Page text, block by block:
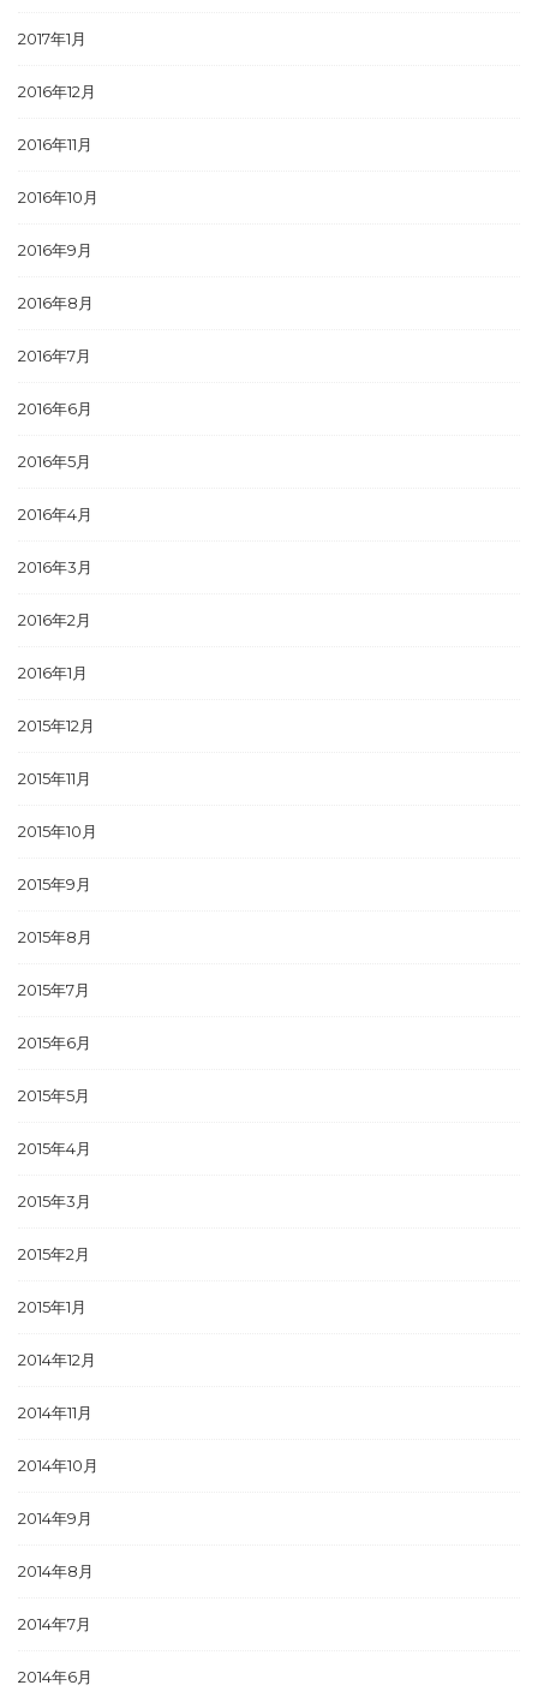
2017年1月
2016年12月
2016年11月
2016年10月
2016年9月
2016年8月
2016年7月
2016年6月
2016年5月
2016年4月
2016年3月
2016年2月
2016年1月
2015年12月
2015年11月
2015年10月
2015年9月
2015年8月
2015年7月
2015年6月
2015年5月
2015年4月
2015年3月
2015年2月
2015年1月
2014年12月
2014年11月
2014年10月
2014年9月
2014年8月
2014年7月
2014年6月